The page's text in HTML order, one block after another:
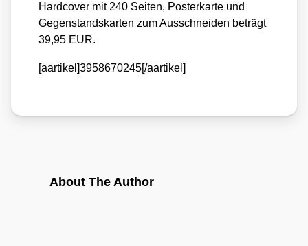
Hard­co­ver mit 240 Sei­ten, Pos­ter­kar­te und
Gegen­stands­kar­ten zum Aus­schnei­den beträgt
39,95 EUR.
[aartikel]3958670245[/aartikel]
About The Author